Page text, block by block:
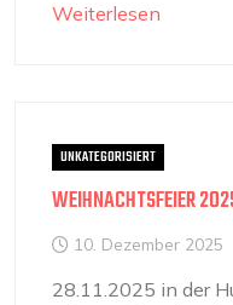
Weiterlesen
UNKATEGORISIERT
WEIHNACHTSFEIER
10. Dezember 2025
28.11.2025 in der